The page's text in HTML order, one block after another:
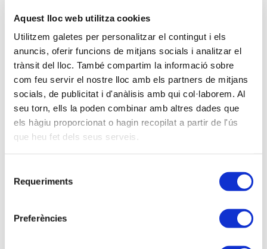
Aquest lloc web utilitza cookies
Utilitzem galetes per personalitzar el contingut i els
anuncis, oferir funcions de mitjans socials i analitzar el
trànsit del lloc. També compartim la informació sobre
com feu servir el nostre lloc amb els partners de mitjans
socials, de publicitat i d'anàlisis amb qui col·laborem. Al
seu torn, ells la poden combinar amb altres dades que
els hàgiu proporcionat o hagin recopilat a partir de l'ús
que heu fet dels seus serveis.
Requeriments
Preferències
DADES TARIFA ASSISTENTS RESUMCONFIRMACIÓ
Ets associat/da?
Si ja ets associat/da, les vostres dades de
contacte es carregaran directament en el procés
d'inscripció des de la vostra fitxa. A més, et
beneficiaràs d'unes tarifes especials.
Sóc associat/ada
d'inscripció com a visitant